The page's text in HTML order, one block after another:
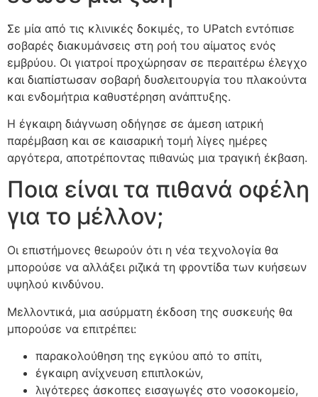
Σε μία από τις κλινικές δοκιμές, το UPatch εντόπισε
σοβαρές διακυμάνσεις στη ροή του αίματος ενός
εμβρύου. Οι γιατροί προχώρησαν σε περαιτέρω έλεγχο
και διαπίστωσαν σοβαρή δυσλειτουργία του πλακούντα
και ενδομήτρια καθυστέρηση ανάπτυξης.
Η έγκαιρη διάγνωση οδήγησε σε άμεση ιατρική
παρέμβαση και σε καισαρική τομή λίγες ημέρες
αργότερα, αποτρέποντας πιθανώς μια τραγική έκβαση.
Ποια είναι τα πιθανά οφέλη
για το μέλλον;
Οι επιστήμονες θεωρούν ότι η νέα τεχνολογία θα
μπορούσε να αλλάξει ριζικά τη φροντίδα των κυήσεων
υψηλού κινδύνου.
Μελλοντικά, μια ασύρματη έκδοση της συσκευής θα
μπορούσε να επιτρέπει:
παρακολούθηση της εγκύου από το σπίτι,
έγκαιρη ανίχνευση επιπλοκών,
λιγότερες άσκοπες εισαγωγές στο νοσοκομείο,